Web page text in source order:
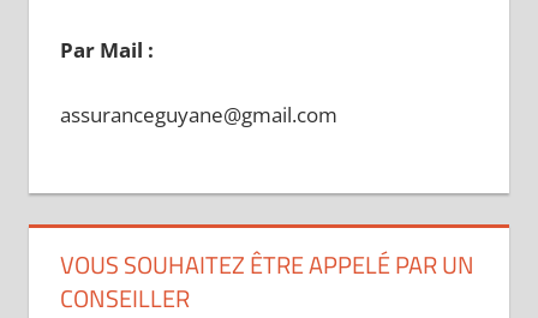
Par Mail :
assuranceguyane@gmail.com
VOUS SOUHAITEZ ÊTRE APPELÉ PAR UN
CONSEILLER